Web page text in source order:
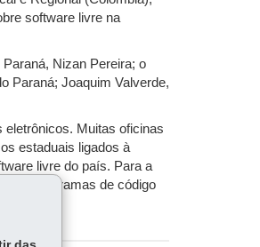
software livre na
Nizan Pereira; o
Paraná; Joaquim Valverde,
Muitas oficinas
estaduais ligados à
livre do país. Para a
de programas de código